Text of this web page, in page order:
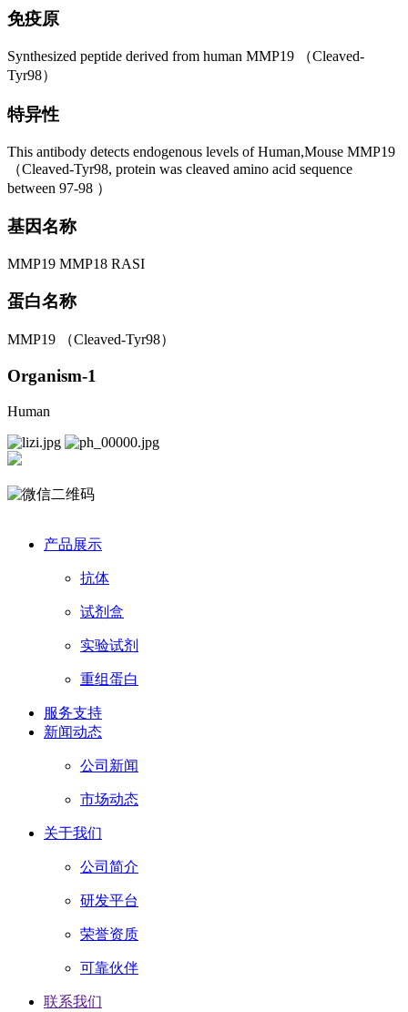
免疫原
Synthesized peptide derived from human MMP19 （Cleaved-
Tyr98）
特异性
This antibody detects endogenous levels of Human,Mouse MMP19
（Cleaved-Tyr98, protein was cleaved amino acid sequence
between 97-98 ）
基因名称
MMP19 MMP18 RASI
蛋白名称
MMP19 （Cleaved-Tyr98）
Organism-1
Human
产品展示
抗体
试剂盒
实验试剂
重组蛋白
服务支持
新闻动态
公司新闻
市场动态
关于我们
公司简介
研发平台
荣誉资质
可靠伙伴
联系我们